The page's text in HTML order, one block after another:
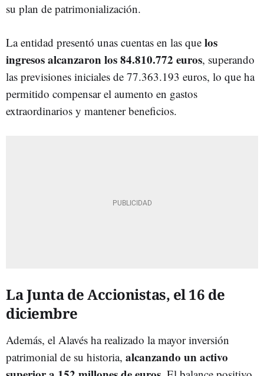
su plan de patrimonialización.
La entidad presentó unas cuentas en las que los
ingresos alcanzaron los 84.810.772 euros, superando
las previsiones iniciales de 77.363.193 euros, lo que ha
permitido compensar el aumento en gastos
extraordinarios y mantener beneficios.
La Junta de Accionistas, el 16 de
diciembre
Además, el Alavés ha realizado la mayor inversión
patrimonial de su historia, alcanzando un activo